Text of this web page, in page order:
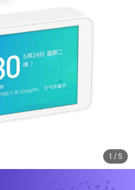
1 / 5